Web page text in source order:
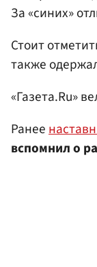
За «синих»
Стоит
также
«Газета.Ru»
Ранее
вспомнил о